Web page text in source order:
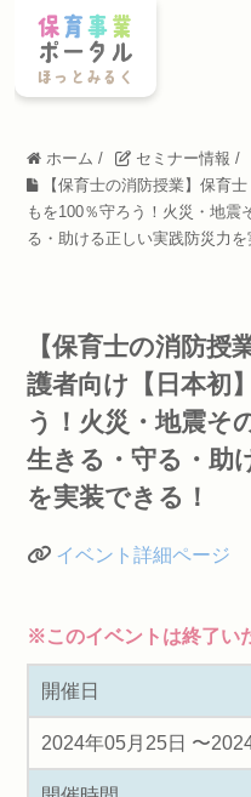
ホーム / セミナー情報 /
【保育士の消防授業】保育
もを100％守ろう！火災・地震
る・助ける正しい実践防災力を
【保育士の消防授
護者向け【日本初
う！火災・地震そ
生きる・守る・助
を実装できる！
イベント詳細ページ
※このイベントは終了い
開催日
2024年05月25日 〜